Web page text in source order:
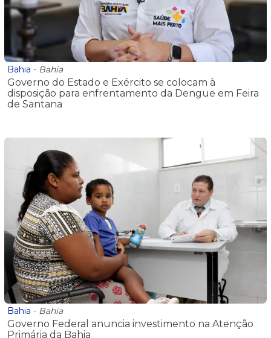
Bahia - Bahia
Governo do Estado e Exército se colocam à
disposição para enfrentamento da Dengue em Feira
de Santana
Bahia - Bahia
Governo Federal anuncia investimento na Atenção
Primária da Bahia